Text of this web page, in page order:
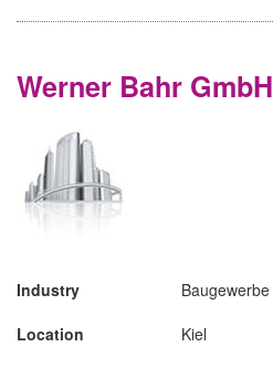
Werner Bahr GmbH
Industry
Baugewerbe
Location
Kiel